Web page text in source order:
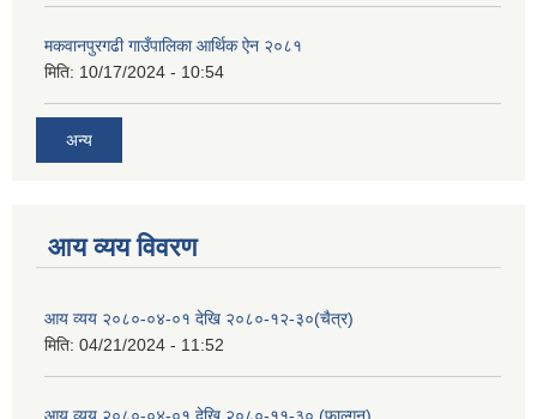
मकवानपुरगढी गाउँपालिका आर्थिक ‌‌‌ऐन २०८१
मिति: 10/17/2024 - 10:54
अन्य
आय व्यय विवरण
आय व्यय २०८०-०४-०१ देखि २०८०-१२-३०(चैत्र)
मिति: 04/21/2024 - 11:52
आय व्यय २०८०-०४-०१ देखि २०८०-११-३० (फाल्गुन)